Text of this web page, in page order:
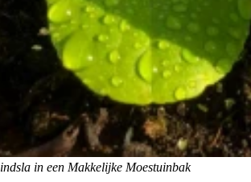
in een Makkelijke Moestuinbak